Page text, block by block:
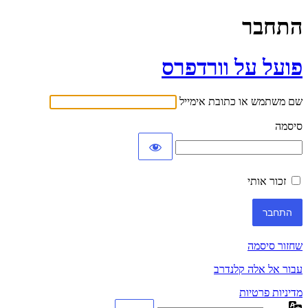
התחבר
פועל על וורדפרס
שם משתמש או כתובת אימייל
סיסמה
זכור אותי
שחזור סיסמה
עבור אל אלה קלנדרב
מדיניות פרטיות